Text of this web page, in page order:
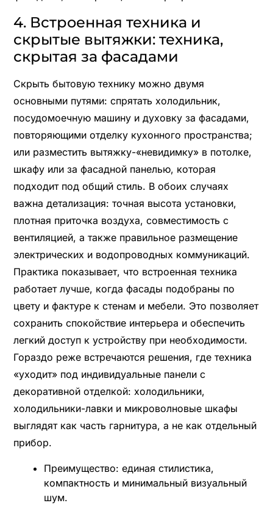
4. Встроенная техника и
скрытые вытяжки: техника,
скрытая за фасадами
Скрыть бытовую технику можно двумя
основными путями: спрятать холодильник,
посудомоечную машину и духовку за фасадами,
повторяющими отделку кухонного пространства;
или разместить вытяжку-«невидимку» в потолке,
шкафу или за фасадной панелью, которая
подходит под общий стиль. В обоих случаях
важна детализация: точная высота установки,
плотная приточка воздуха, совместимость с
вентиляцией, а также правильное размещение
электрических и водопроводных коммуникаций.
Практика показывает, что встроенная техника
работает лучше, когда фасады подобраны по
цвету и фактуре к стенам и мебели. Это позволяет
сохранить спокойствие интерьера и обеспечить
легкий доступ к устройству при необходимости.
Гораздо реже встречаются решения, где техника
«уходит» под индивидуальные панели с
декоративной отделкой: холодильники,
холодильники-лавки и микроволновые шкафы
выглядят как часть гарнитура, а не как отдельный
прибор.
Преимущество: единая стилистика,
компактность и минимальный визуальный
шум.